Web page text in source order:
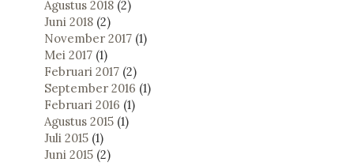
Agustus 2018 (2)
Juni 2018 (2)
November 2017 (1)
Mei 2017 (1)
Februari 2017 (2)
September 2016 (1)
Februari 2016 (1)
Agustus 2015 (1)
Juli 2015 (1)
Juni 2015 (2)